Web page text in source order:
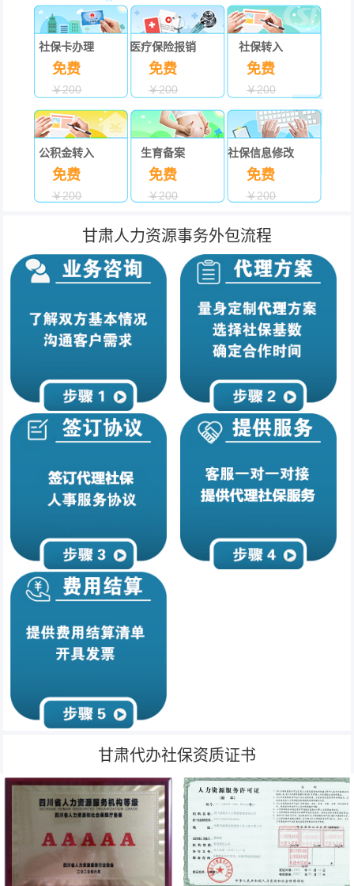
社保卡办理
免费
￥200
医疗保险报销
免费
￥200
社保转入
免费
￥200
公积金转入
免费
￥200
生育备案
免费
￥200
社保信息修改
免费
￥200
甘肃人力资源事务外包流程
甘肃代办社保资质证书